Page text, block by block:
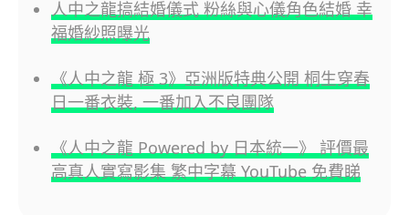
人中之龍搞結婚儀式 粉絲與心儀角色結婚 幸
福婚紗照曝光
《人中之龍 極 3》亞洲版特典公開 桐生穿春
日一番衣裝, 一番加入不良團隊
《人中之龍 Powered by 日本統一》 評價最
高真人實寫影集 繁中字幕 YouTube 免費睇